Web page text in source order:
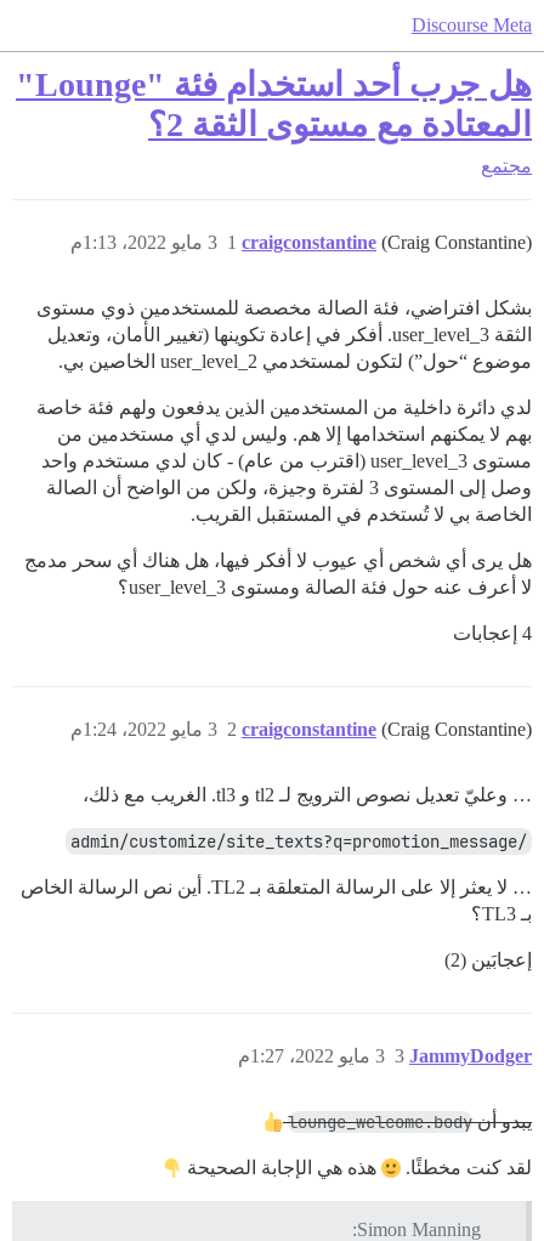
Discourse Meta
هل جرب أحد استخدام فئة "Lounge"
المعتادة مع مستوى الثقة 2؟
مجتمع
craigconstantine (Craig Constantine) 3 مايو 2022، 1:13م 1
بشكل افتراضي، فئة الصالة مخصصة للمستخدمين ذوي مستوى
الثقة user_level_3. أفكر في إعادة تكوينها (تغيير الأمان، وتعديل
موضوع “حول”) لتكون لمستخدمي user_level_2 الخاصين بي.
لدي دائرة داخلية من المستخدمين الذين يدفعون ولهم فئة خاصة
بهم لا يمكنهم استخدامها إلا هم. وليس لدي أي مستخدمين من
مستوى user_level_3 (اقترب من عام) - كان لدي مستخدم واحد
وصل إلى المستوى 3 لفترة وجيزة، ولكن من الواضح أن الصالة
الخاصة بي لا تُستخدم في المستقبل القريب.
هل يرى أي شخص أي عيوب لا أفكر فيها، هل هناك أي سحر مدمج
لا أعرف عنه حول فئة الصالة ومستوى user_level_3؟
4 إعجابات
craigconstantine (Craig Constantine) 3 مايو 2022، 1:24م 2
… وعليّ تعديل نصوص الترويج لـ tl2 و tl3. الغريب مع ذلك،
/admin/customize/site_texts?q=promotion_message
… لا يعثر إلا على الرسالة المتعلقة بـ TL2. أين نص الرسالة الخاص
بـ TL3؟
إعجابَين (2)
JammyDodger 3 مايو 2022، 1:27م 3
يبدو أنlounge_welcome.body
لقد كنت مخطئًا. هذه هي الإجابة الصحيحة
Simon Manning: